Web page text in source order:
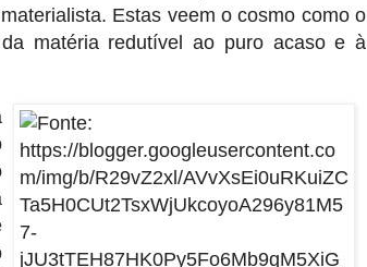
Estas veem o cosmo como o
matéria redutível ao puro acaso e à